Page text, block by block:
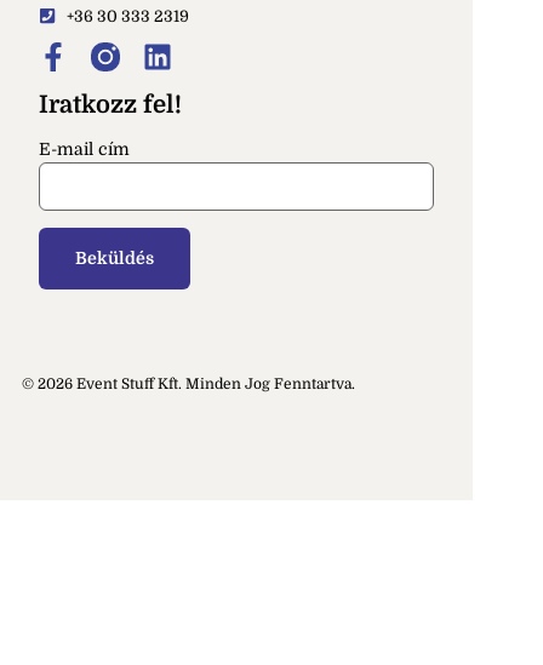
+36 30 333 2319
Iratkozz fel!
E-mail cím
© 2026 Event Stuff Kft. Minden Jog Fenntartva.